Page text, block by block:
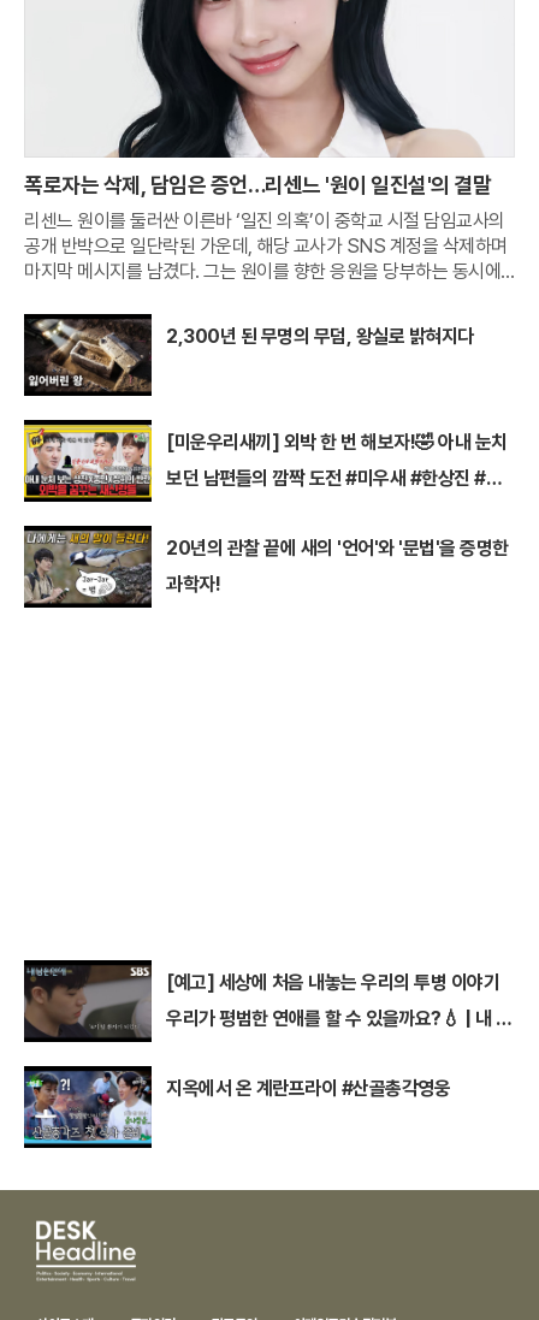
폭로자는 삭제, 담임은 증언…리센느 '원이 일진설'의 결말
리센느 원이를 둘러싼 이른바 ‘일진 의혹’이 중학교 시절 담임교사의
공개 반박으로 일단락된 가운데, 해당 교사가 SNS 계정을 삭제하며
마지막 메시지를 남겼다. 그는 원이를 향한 응원을 당부하는 동시에,
다.원이의 중학교 담임교사라고 밝힌 A씨는 지난 2일
2,300년 된 무명의 무덤, 왕실로 밝혀지다
[미운우리새끼] 외박 한 번 해보자!🤣 아내 눈치
보던 남편들의 깜짝 도전 #미우새 #한상진 #김
20년의 관찰 끝에 새의 '언어'와 '문법'을 증명한
과학자!
[예고] 세상에 처음 내놓는 우리의 투병 이야기
우리가 평범한 연애를 할 수 있을까요?💧 | 내 남
지옥에서 온 계란프라이 #산골총각영웅